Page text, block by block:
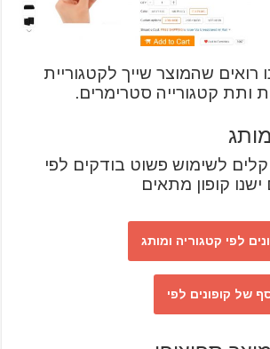
רואים שהמוצר שייך לקטגוריית
ותת קטגורייה סטרימרים.
קלים לשימוש פשוט בודקים לפי
קופון מתאים